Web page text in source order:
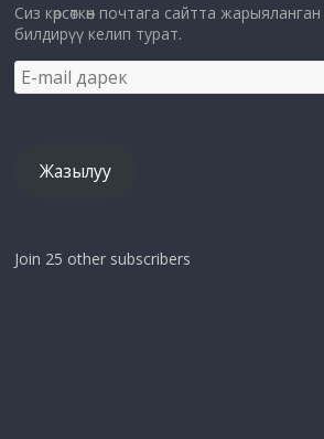
Сиз көрсөткөн почтага сайтта
билдирүү келип турат.
E-
mail
Жазылуу
Join 25 other subscribers